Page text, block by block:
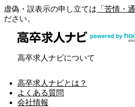
虚偽・誤表示の申し立ては 「苦情・
ださい。
高卒求人ナビについて
高卒求人ナビとは？
よくある質問
会社情報